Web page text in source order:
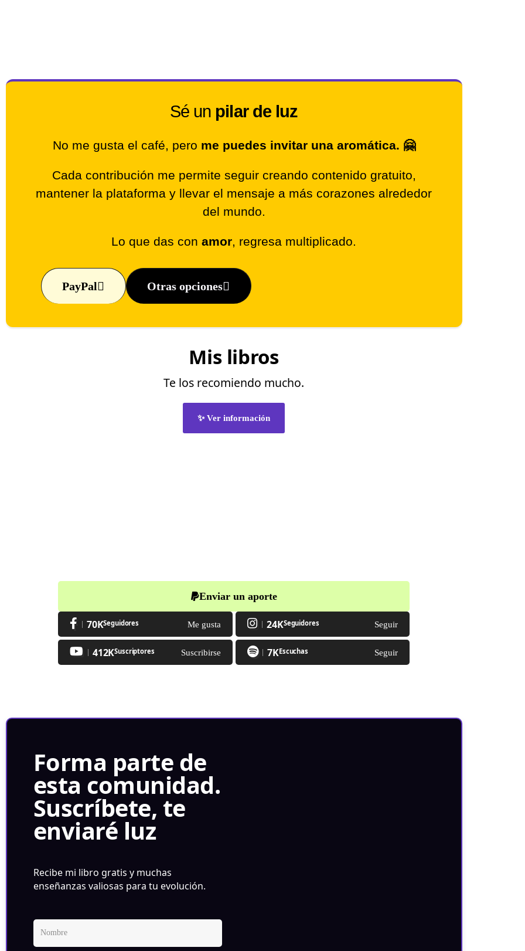
Sé un pilar de luz
No me gusta el café, pero me puedes invitar una aromática. 🤗
Cada contribución me permite seguir creando contenido gratuito,
mantener la plataforma y llevar el mensaje a más corazones alrededor
del mundo.
Lo que das con amor, regresa multiplicado.
PayPal Otras opciones
Mis libros
Te los recomiendo mucho.
✨ Ver información
Enviar un aporte
70KSeguidores Me gusta 24KSeguidores Seguir
412KSuscriptores Suscribirse 7KEscuchas Seguir
Forma parte de
esta comunidad.
Suscríbete, te
enviaré luz
Recibe mi libro gratis y muchas
enseñanzas valiosas para tu evolución.